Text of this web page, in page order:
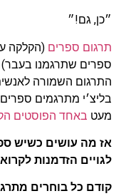
״כן, גם!״
תרגום ספרים (הקלקה
ספרים שתרגמנו בעבר)
התרגום השמורה
בליצ׳י מתרגמים
מעט באחד הפוסטים
אז מה עושים כשיש
לגויים הזדמנות
קודם כל בוחרים